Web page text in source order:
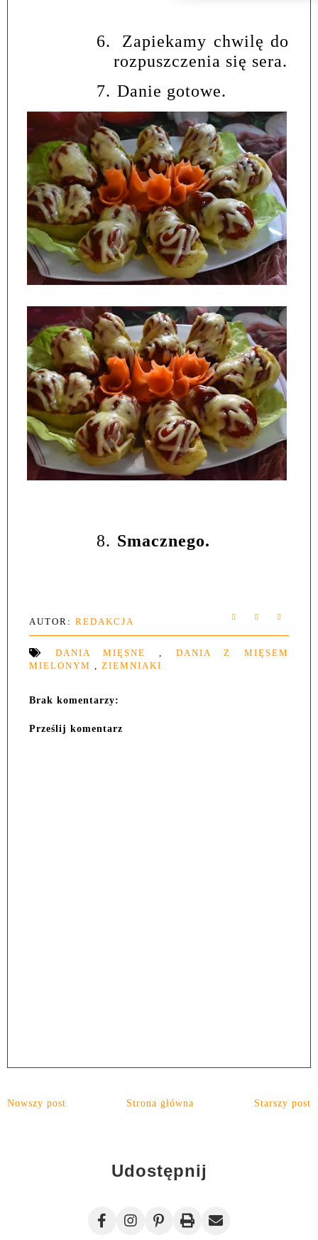
6.
Zapiekamy chwilę do
rozpuszczenia się sera.
7. Danie gotowe.
8. Smacznego.
AUTOR: REDAKCJA
DANIA MIĘSNE
DANIA Z MIĘSEM
MIELONYM
ZIEMNIAKI
Brak komentarzy:
Prześlij komentarz
Nowszy post Starszy post
Strona główna
Udostępnij